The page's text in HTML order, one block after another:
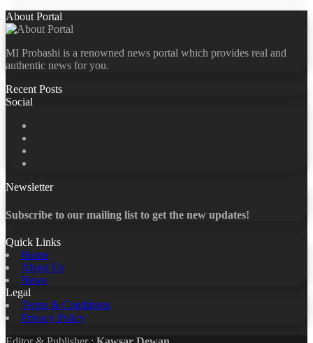
About Portal
MI Probashi is a renowned news portal which provides real and
authentic news for you.
Recent Posts
Social
Newsletter
Subscribe to our mailing list to get the new updates!
Quick Links
Home
About Us
News
Legal
Terms & Conditions
Privacy Policy